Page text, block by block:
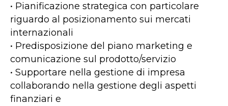
• Pianificazione strategica con particolare
riguardo al posizionamento sui mercati
internazionali
• Predisposizione del piano marketing e
comunicazione sul prodotto/servizio
• Supportare nella gestione di impresa
collaborando nella gestione degli aspetti
finanziari e